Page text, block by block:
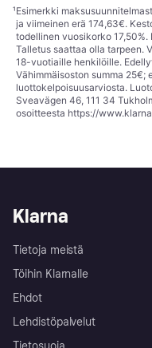
¹Esimerkki
ja viimeinen erä 174,63€.
todellinen vuosikorko
Talletus saattaa olla tarpeen.
18-vuotiaille henkilöille.
Vähimmäisoston summa 25€;
luottokelpoisuusarviosta.
Sveavägen 46, 111 34
osoitteesta https://
Klarna
Tietoja meistä
Töihin Klarnalle
Ehdot
Lehdistöpalvelut